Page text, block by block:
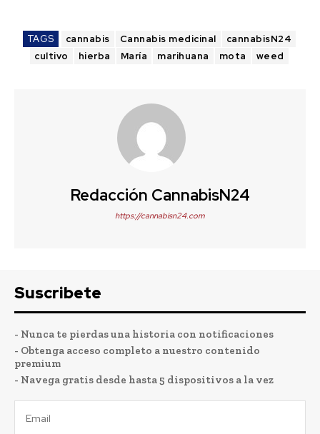
TAGS cannabis Cannabis medicinal
cannabisN24
cultivo
hierba María marihuana mota weed
Redacción CannabisN24
https://cannabisn24.com
Suscribete
- Nunca te pierdas una historia con notificaciones
- Obtenga acceso completo a nuestro contenido
premium
- Navega gratis desde hasta 5 dispositivos a la vez